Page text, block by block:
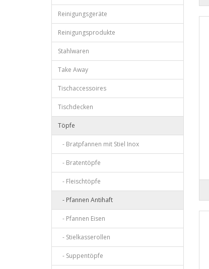
Reinigungsgeräte
Reinigungsprodukte
Stahlwaren
Take Away
Tischaccessoires
Tischdecken
Töpfe
- Bratpfannen mit Stiel Inox
- Bratentöpfe
- Fleischtöpfe
- Pfannen Antihaft
- Pfannen Eisen
- Stielkasserollen
- Suppentöpfe